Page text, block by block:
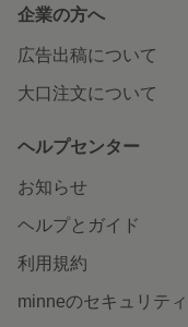
企業の方へ
広告出稿について
大口注文について
ヘルプセンター
お知らせ
ヘルプとガイド
利用規約
minneのセキュリティ